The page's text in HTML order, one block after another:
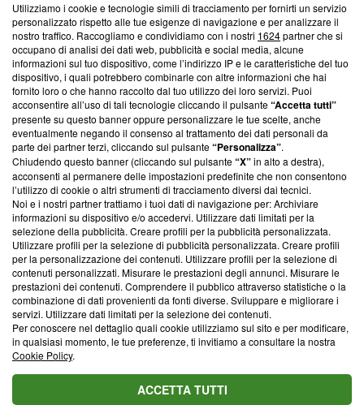
Questa sezione offre informazioni trasparenti su Blasting
News, sui nostri processi editoriali e su come ci impegniamo a
creare news di qualità. Inoltre, afferma la nostra aderenza a
‘Trust Project - News with Integrity’Blasting News non è
ancora membro del programma, ma ha richiesto di farne
parte; Trust Project non ha ancora effettuato una verifica di
conformità agli standard.
Su di noi
Team editoriale
Corporate
Redazione
Informativa Privacy
Cookie Policy
Blasting SA, IDI CHE-247.845.224, Via Carlo Frasca, 3 - 6900
Lugano (Svizzera) Tel:+39 0690258937
© 2026 Blasting News
Utilizziamo i cookie e tecnologie simili di tracciamento per fornirti un servizio
personalizzato rispetto alle tue esigenze di navigazione e per analizzare il
nostro traffico. Raccogliamo e condividiamo con i nostri 1624partner che si
occupano di analisi dei dati web, pubblicità e social media, alcune
informazioni sul tuo dispositivo, come l’indirizzo IP e le caratteristiche del tuo
dispositivo, i quali potrebbero combinarle con altre informazioni che hai
fornito loro o che hanno raccolto dal tuo utilizzo dei loro servizi. Puoi
acconsentire all’uso di tali tecnologie cliccando il pulsante“Accetta tutti”
presente su questo banner oppure personalizzare le tue scelte, anche
eventualmente negando il consenso al trattamento dei dati personali da
parte dei partner terzi, cliccando sul pulsante“Personalizza”.
Chiudendo questo banner (cliccando sul pulsante“X”in alto a destra),
acconsenti al permanere delle impostazioni predefinite che non consentono
l’utilizzo di cookie o altri strumenti di tracciamento diversi dai tecnici.
Noi e i nostri partner trattiamo i tuoi dati di navigazione per: Archiviare
informazioni su dispositivo e/o accedervi. Utilizzare dati limitati per la
selezione della pubblicità. Creare profili per la pubblicità personalizzata.
Utilizzare profili per la selezione di pubblicità personalizzata. Creare profili
per la personalizzazione dei contenuti. Utilizzare profili per la selezione di
contenuti personalizzati. Misurare le prestazioni degli annunci. Misurare le
prestazioni dei contenuti. Comprendere il pubblico attraverso statistiche o la
combinazione di dati provenienti da fonti diverse. Sviluppare e migliorare i
servizi. Utilizzare dati limitati per la selezione dei contenuti.
Per conoscere nel dettaglio quali cookie utilizziamo sul sito e per modificare,
in qualsiasi momento, le tue preferenze, ti invitiamo a consultare la nostra
Cookie Policy.
ACCETTA TUTTI